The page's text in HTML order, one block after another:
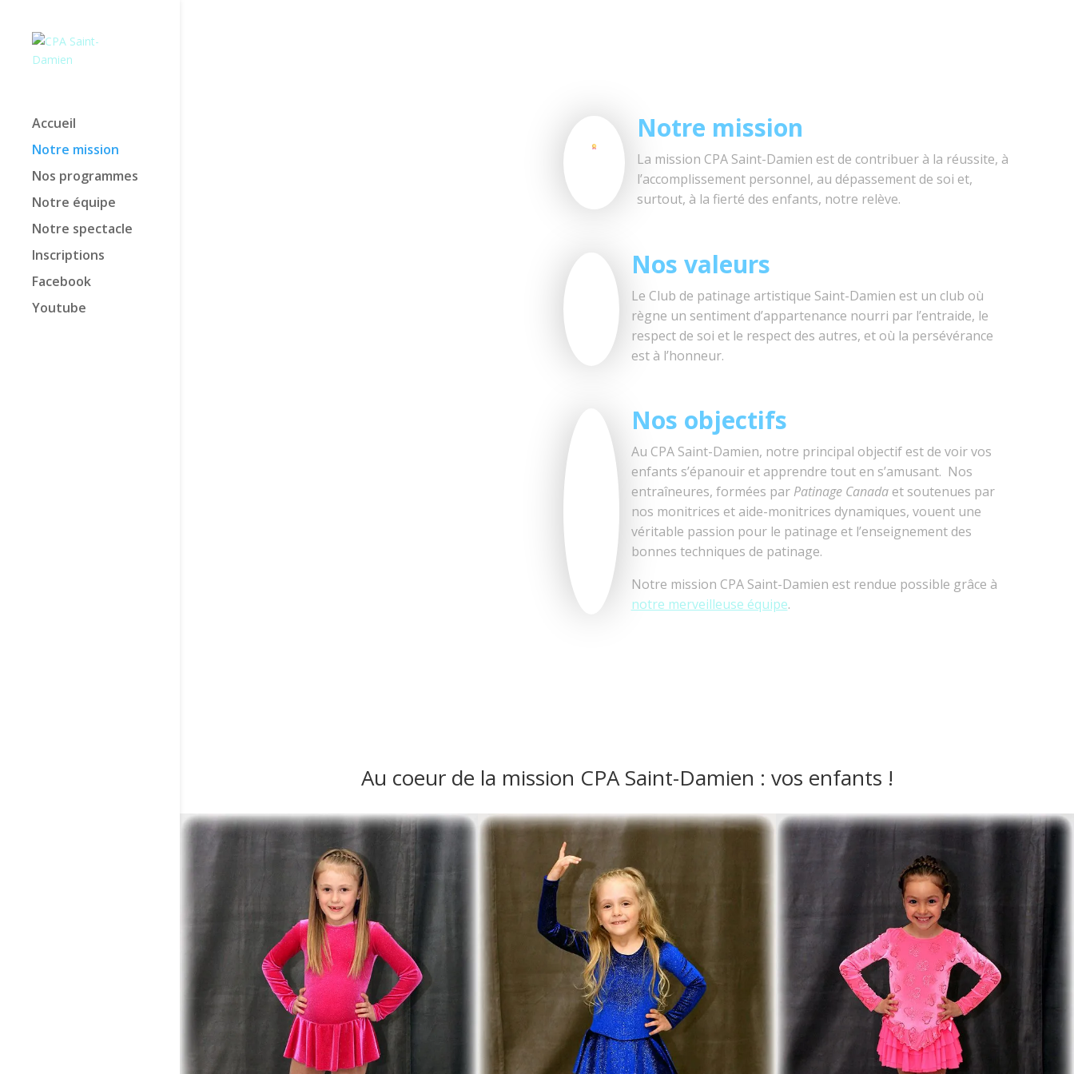
Accueil
Notre mission
Nos programmes
Notre équipe
Notre spectacle
Inscriptions
Facebook
Youtube
Notre mission
La mission CPA Saint-Damien est de contribuer à la réussite, à
l’accomplissement personnel, au dépassement de soi et,
surtout, à la fierté des enfants, notre relève.
Nos valeurs
Le Club de patinage artistique Saint-Damien est un club où
règne un sentiment d’appartenance nourri par l’entraide, le
respect de soi et le respect des autres, et où la persévérance
est à l’honneur.
Nos objectifs
Au CPA Saint-Damien, notre principal objectif est de voir vos
enfants s’épanouir et apprendre tout en s’amusant. Nos
entraîneures, formées par Patinage Canadaet soutenues par
nos monitrices et aide-monitrices dynamiques, vouent une
véritable passion pour le patinage et l’enseignement des
bonnes techniques de patinage.
Notre mission CPA Saint-Damien est rendue possible grâce à
notre merveilleuse équipe.
Au coeur de la mission CPA Saint-Damien : vos enfants !